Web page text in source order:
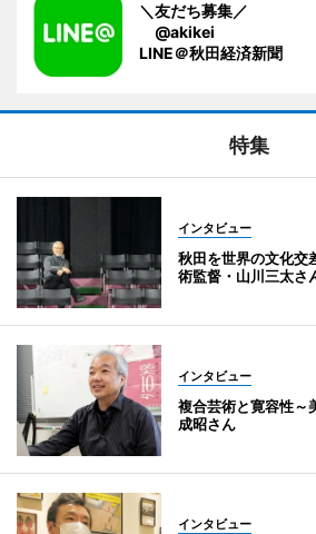
＼友だち募集／
@akikei
LINE＠秋田経済新聞
特集
インタビュー
秋田を世界の文化交
術監督・山川三太さ
インタビュー
複合芸術と寛容性
成昭さん
インタビュー